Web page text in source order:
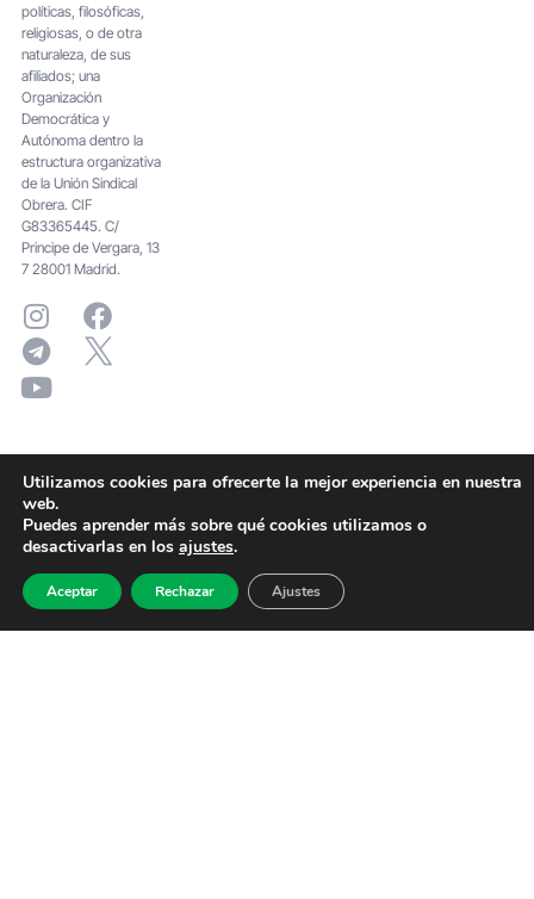
políticas, filosóficas,
religiosas, o de otra
naturaleza, de sus
afiliados; una
Organización
Democrática y
Autónoma dentro la
estructura organizativa
de la Unión Sindical
Obrera. CIF
G83365445. C/
Principe de Vergara, 13
7 28001 Madrid.
Utilizamos cookies para ofrecerte la mejor experiencia en nuestra
web.
Puedes aprender más sobre qué cookies utilizamos o
desactivarlas en los ajustes.
Aceptar Rechazar Ajustes